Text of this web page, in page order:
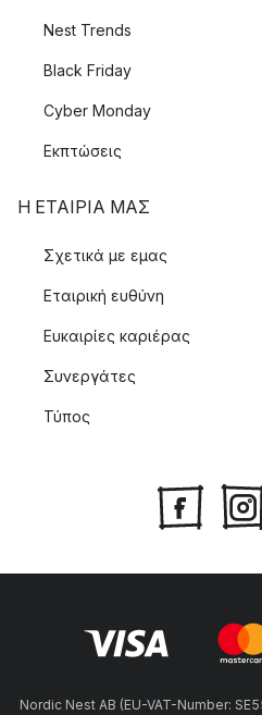
Nest Trends
Black Friday
Cyber Monday
Εκπτώσεις
Η ΕΤΑΊΡΙΑ ΜΑΣ
Σχετικά με εμας
Εταιρική ευθύνη
Ευκαιρίες καριέρας
Συνεργάτες
Τύπος
Nordic Nest AB (EU-VAT-Number: